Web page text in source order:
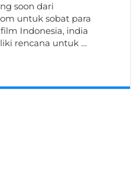
soon dari
untuk sobat para
Indonesia, india
rencana untuk …